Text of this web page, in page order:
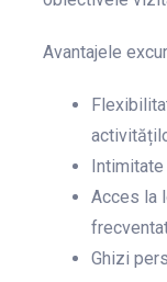
Avantajele
Acces la
Ghizi